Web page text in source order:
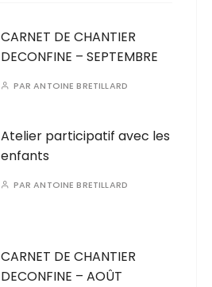
CARNET DE CHANTIER
DECONFINE – SEPTEMBRE
PARANTOINE BRETILLARD
Atelier participatif avec les
enfants
PARANTOINE BRETILLARD
CARNET DE CHANTIER
DECONFINE – AOÛT